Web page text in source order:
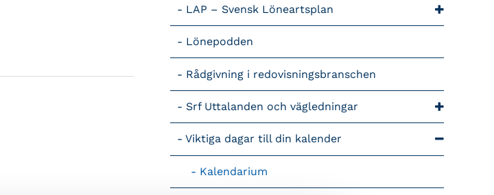
LAP – Svensk Löneartsplan
Lönepodden
Rådgivning i redovisningsbranschen
Srf Uttalanden och vägledningar
Viktiga dagar till din kalender
Kalendarium